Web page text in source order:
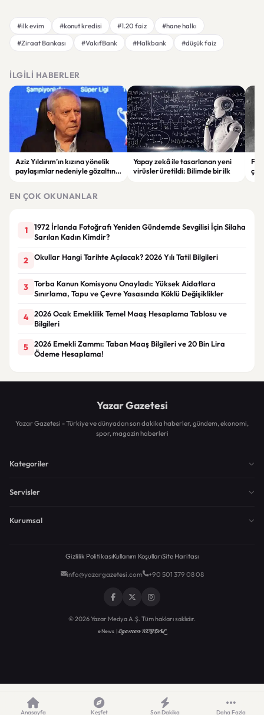
#ilk evim #konut kredisi #1.20 faiz
#hane halkı
#Ziraat Bankası
#VakıfBank #Halkbank #düşük faiz
İLGILI HABERLER
Aziz Yıldırım’ın kızına yönelik
paylaşımlar nedeniyle gözaltına
Yapay zekâ ile tasarlanan yeni
virüsler üretildi: Bilimde bir ilk
EN ÇOK OKUNANLAR
1
1972 İrlanda Fotoğrafı Yeniden Gündemde Sevgilisi İçin Silaha
Sarılan Kadın Kimdir?
2 Okullar Hangi Tarihte Açılacak? 2026 Yılı Tatil Bilgileri
3
Torba Kanun Komisyonu Onayladı: Yüksek Aidatlara
Sınırlama, Tapu ve Çevre Yasasında Köklü Değişiklikler
4
2026 Ocak Emeklilik Temel Maaş Hesaplama Tablosu ve
Bilgileri
5
2026 Emekli Zammı: Taban Maaş Bilgileri ve 20 Bin Lira
Ödeme Hesaplama!
Yazar Gazetesi
Yazar Gazetesi - Türkiye ve dünyadan son dakika haberler, gündem, ekonomi,
spor, magazin haberleri
Kategoriler
Servisler
Kurumsal
Gizlilik PolitikasıKullanım KoşullarıSite Haritası
info@yazargazetesi.com +90 501 379 08 08
© 2026 Yazar Medya A.Ş. Tüm hakları saklıdır.
eNews |Egemen KEYDAL
Anasayfa Keşfet Son Dakika Daha Fazla